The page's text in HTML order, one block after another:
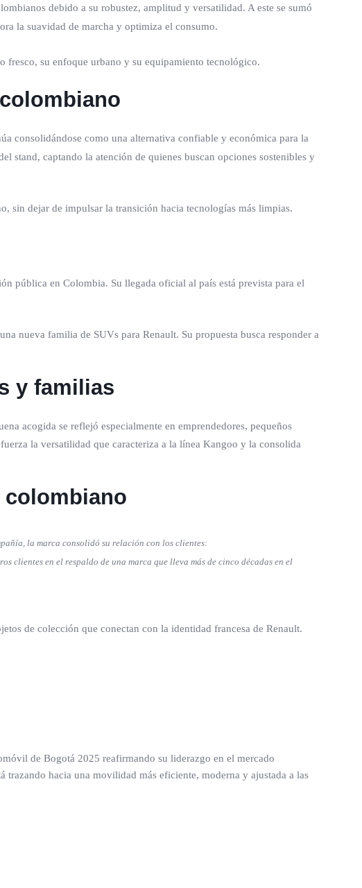
debido a su robustez, amplitud y versatilidad. A este se sumó
la suavidad de marcha y optimiza el consumo.
fresco, su enfoque urbano y su equipamiento tecnológico.
consolidándose como una alternativa confiable y económica para la
stand, captando la atención de quienes buscan opciones sostenibles y
sin dejar de impulsar la transición hacia tecnologías más limpias.
pública en Colombia. Su llegada oficial al país está prevista para el
nueva familia de SUVs para Renault. Su propuesta busca responder a
y familias
acogida se reflejó especialmente en emprendedores, pequeños
la versatilidad que caracteriza a la línea Kangoo y la consolida
la marca consolidó su relación con los clientes:
clientes en el respaldo de una marca que lleva más de cinco décadas en el
de colección que conectan con la identidad francesa de Renault.
de Bogotá 2025 reafirmando su liderazgo en el mercado
hacia una movilidad más eficiente, moderna y ajustada a las